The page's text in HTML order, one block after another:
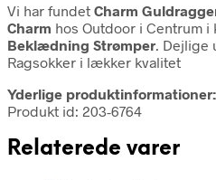
Vi har fundet Charm
Charm hos Outdoor i Centrum i
Beklædning Strømper. Dejlige
Ragsokker i lækker kvalitet
Yderlige produktinformationer:
Produkt id: 203-6764
Relaterede varer